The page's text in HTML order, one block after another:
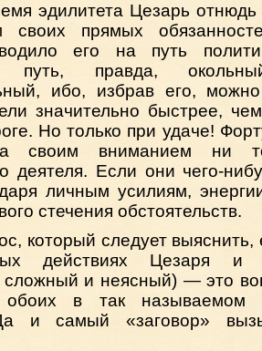
эдилитета Цезарь отнюдь
своих прямых
его на путь
путь, правда,
ибо, избрав его,
значительно быстрее,
Но только при удаче!
своим вниманием ни
деятеля. Если они чего-
личным усилиям,
стечения обстоятельств.
который следует выяснить,
действиях Цезаря и
сложный и неясный) — это
в так называемом
и самый «заговор»